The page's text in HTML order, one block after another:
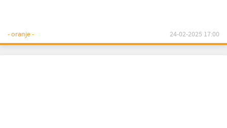
- oranje - 24-02-2025 17:00